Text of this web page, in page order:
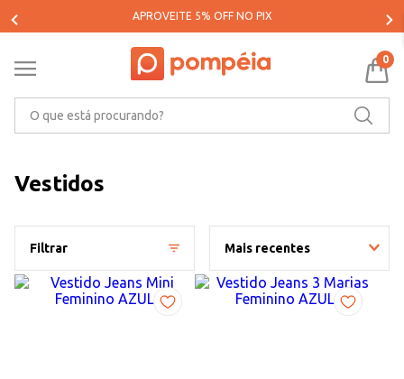
APROVEITE 5% OFF NO PIX
0
Vestidos
Filtrar Mais recentes